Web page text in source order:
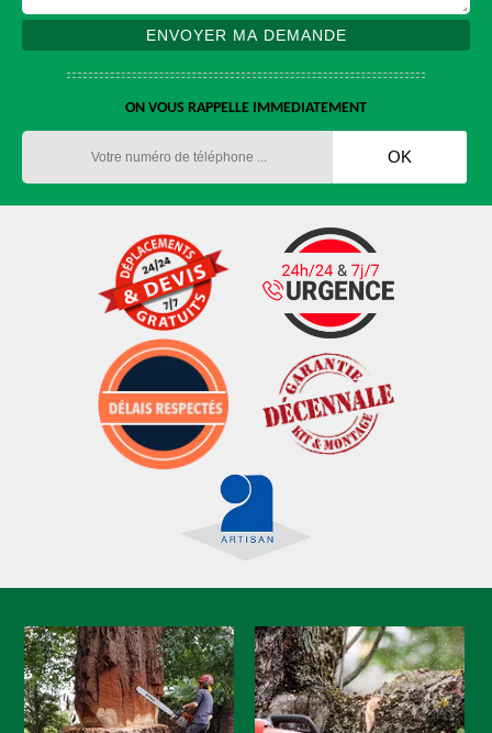
ON VOUS RAPPELLE IMMEDIATEMENT